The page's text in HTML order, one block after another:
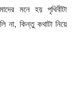
মনে হয় পৃথিবীটা
না, কিন্তু কথাটা নিয়ে